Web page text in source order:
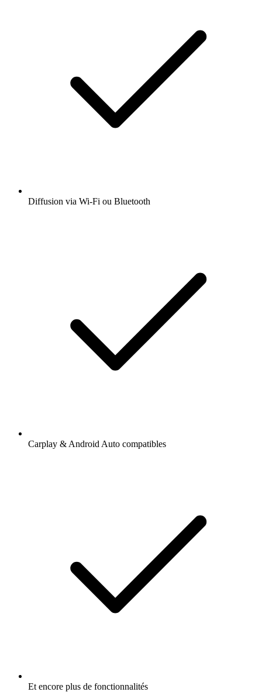
Diffusion via Wi-Fi ou Bluetooth
Carplay & Android Auto compatibles
Et encore plus de fonctionnalités